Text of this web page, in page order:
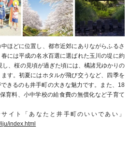
ほどに位置し、都市近郊にありながらふるさ
には平成の名水百選に選ばれた玉川の堤に約
、桜の見頃が過ぎた頃には、橘諸兄ゆかりの
す。初夏にはホタルが飛び交うなど、四季を
きるのも井手町の大きな魅力です。また、18
育料、小中学校の給食費の無償化など子育て
イト「あなたと井手町のいいであい」
index.html